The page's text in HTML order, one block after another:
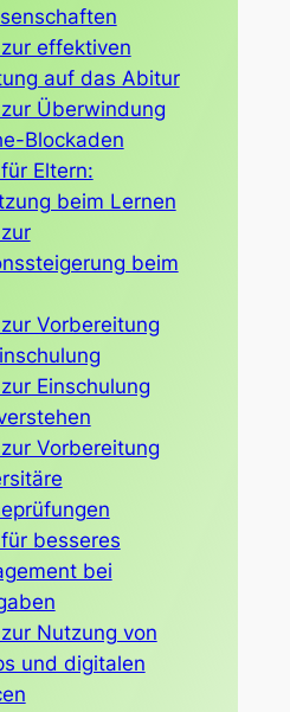
effektiven
auf das Abitur
Überwindung
Blockaden
Eltern:
beim Lernen
beim
Vorbereitung
Einschulung
Vorbereitung
besseres
bei
Nutzung von
und digitalen